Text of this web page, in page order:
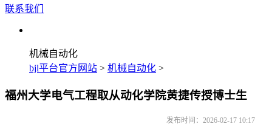
联系我们
机械自动化
bjl平台官方网站 > 机械自动化 >
福州大学电气工程取从动化学院黄捷传授博士生
发布时间：2026-02-17 10:17